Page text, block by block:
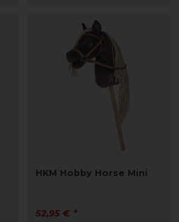
HKM Hobby Horse Mini
52,95 € *